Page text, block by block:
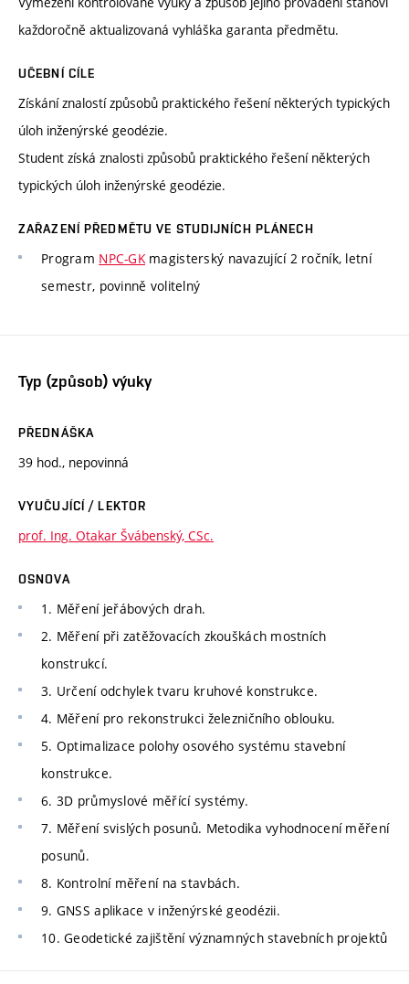
každoročně aktualizovaná vyhláška garanta předmětu.
UČEBNÍ CÍLE
Získání znalostí způsobů praktického řešení některých typických
úloh inženýrské geodézie.
Student získá znalosti způsobů praktického řešení některých
typických úloh inženýrské geodézie.
ZAŘAZENÍ PŘEDMĚTU VE STUDIJNÍCH PLÁNECH
Program NPC-GKmagisterský navazující 2 ročník, letní
semestr, povinně volitelný
Typ (způsob) výuky
PŘEDNÁŠKA
39 hod., nepovinná
VYUČUJÍCÍ / LEKTOR
prof. Ing. Otakar Švábenský, CSc.
OSNOVA
1. Měření jeřábových drah.
2. Měření při zatěžovacích zkouškách mostních
konstrukcí.
3. Určení odchylek tvaru kruhové konstrukce.
4. Měření pro rekonstrukci železničního oblouku.
5. Optimalizace polohy osového systému stavební
konstrukce.
6. 3D průmyslové měřící systémy.
7. Měření svislých posunů. Metodika vyhodnocení měření
posunů.
8. Kontrolní měření na stavbách.
9. GNSS aplikace v inženýrské geodézii.
10. Geodetické zajištění významných stavebních projektů